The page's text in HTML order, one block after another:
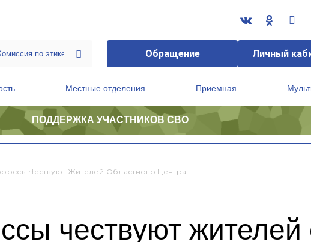
Обращение Личный
Местные отделения Приемная
ПОДДЕРЖКА УЧАСТНИКОВ СВО
Чествуют Жителей Областного Центра
чествуют жителей